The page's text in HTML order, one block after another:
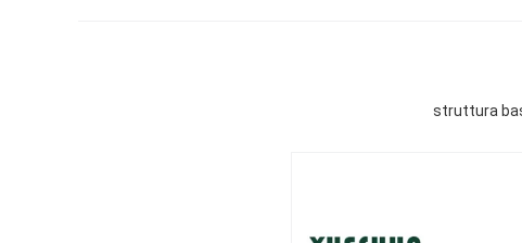
struttura